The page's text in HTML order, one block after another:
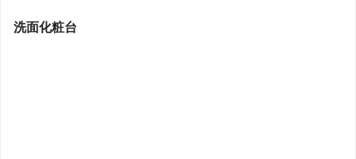
洗面化粧台